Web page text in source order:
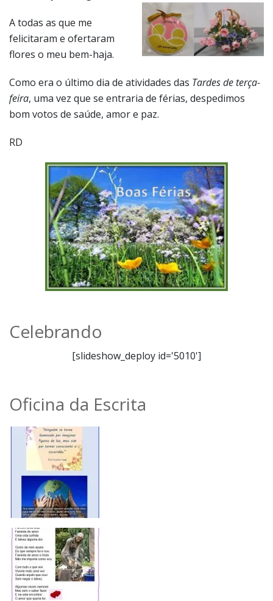
A todas as que me
felicitaram e ofertaram
flores o meu bem-haja.
Como era o último dia de atividades das Tardes de terça-
feira, uma vez que se entraria de férias, despedimos
bom votos de saúde, amor e paz.
RD
Celebrando
[slideshow_deploy id='5010']
Oficina da Escrita